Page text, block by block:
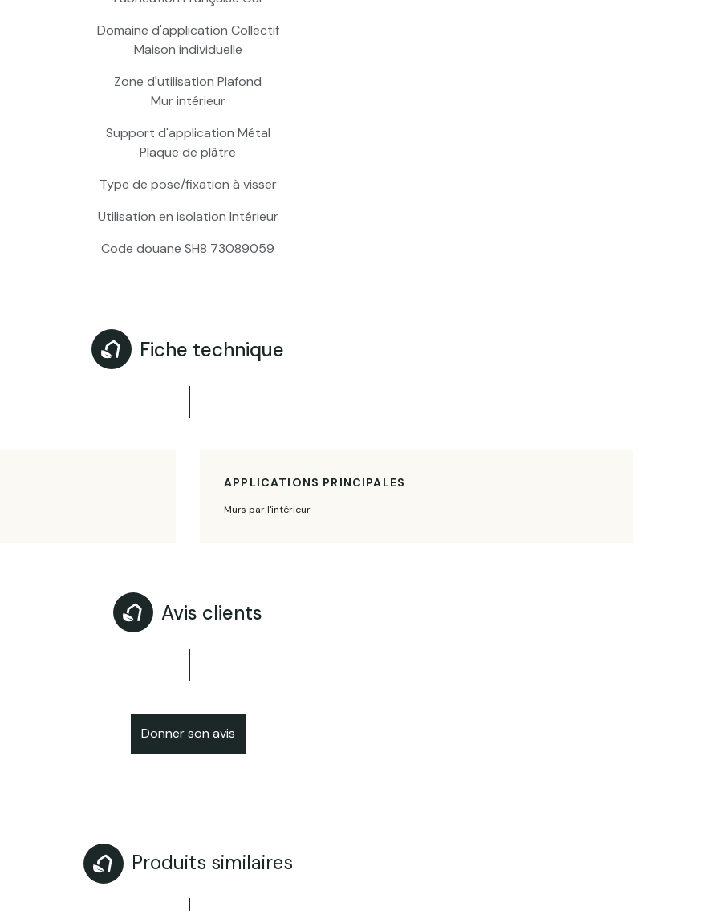
Domaine d'application Collectif
Maison individuelle
Zone d'utilisation Plafond
Mur intérieur
Support d'application Métal
Plaque de plâtre
Type de pose/fixation à visser
Utilisation en isolation Intérieur
Code douane SH8 73089059
Fiche technique
APPLICATIONS PRINCIPALES
Murs par l'intérieur
Avis clients
Donner son avis
Produits similaires